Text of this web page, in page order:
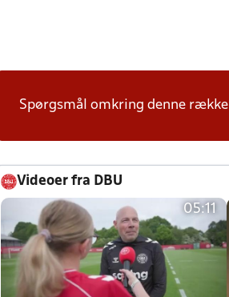
Spørgsmål omkring denne
Videoer fra DBU
05:11